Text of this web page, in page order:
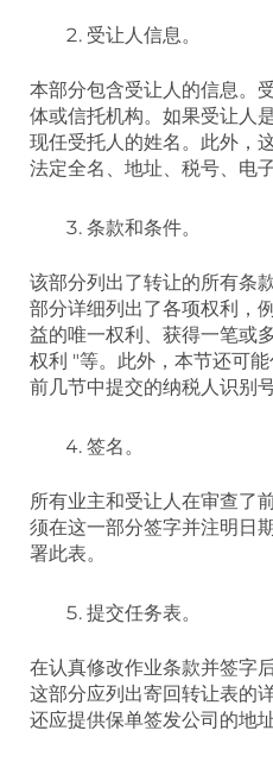
受让人信息。
本部分包含受让人的信息。
体或信托机构。如果受让人
现任受托人的姓名。此外，
法定全名、地址、税号、电
条款和条件。
该部分列出了转让的所有条
部分详细列出了各项权利，
益的唯一权利、获得一笔或
权利 "等。此外，本节还可
前几节中提交的纳税人识别
签名。
所有业主和受让人在审查了
须在这一部分签字并注明日
署此表。
提交任务表。
在认真修改作业条款并签字
这部分应列出寄回转让表的
还应提供保单签发公司的地